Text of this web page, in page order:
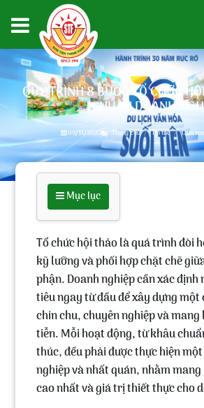
QUY TRÌNH 8 BƯỚC TỔ CHỨC
CHUẨN DOANH
09/11/2025 Trang chủ Tin tức Cẩm
Mục lục
Tổ chức hội thảolà quá trình đòi
kỹ lưỡng và phối hợp chặt chẽ
phận. Doanh nghiệp cần xác
tiêu ngay từ đầu để xây dựng
chỉn chu, chuyên nghiệp và
tiễn. Mỗi hoạt động, từ khâu
thúc, đều phải được thực hiện
nghiệp và nhất quán, nhằm
cao nhất và giá trị thiết thực cho